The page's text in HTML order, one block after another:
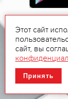
Этот сайт
сайт, вы
Принять